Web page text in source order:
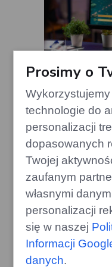
Gra, która
kooperację,
gamecorner.pl
Prosimy o
technologie do
personalizacji
dopasowanych
Twojej
zaufanym
własnymi
personalizacji
się w naszej
Informacji
danych.